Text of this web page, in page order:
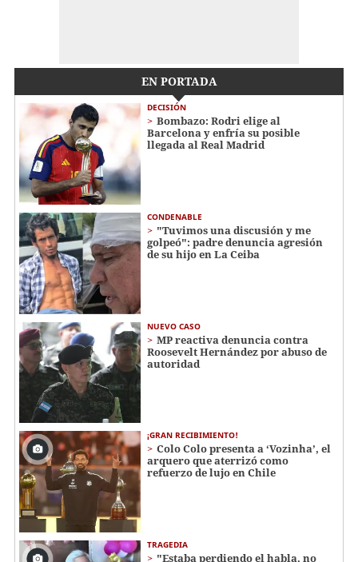
EN PORTADA
DECISIÓN
Bombazo: Rodri elige al
Barcelona y enfría su posible
llegada al Real Madrid
CONDENABLE
"Tuvimos una discusión y me
golpeó": padre denuncia agresión
de su hijo en La Ceiba
NUEVO CASO
MP reactiva denuncia contra
Roosevelt Hernández por abuso de
autoridad
¡GRAN RECIBIMIENTO!
Colo Colo presenta a ‘Vozinha’, el
arquero que aterrizó como
refuerzo de lujo en Chile
TRAGEDIA
"Estaba perdiendo el habla, no